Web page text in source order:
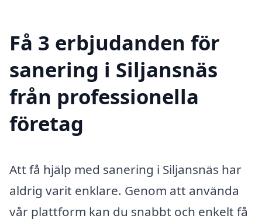
Få 3 erbjudanden för
sanering i Siljansnäs
från professionella
företag
Att få hjälp med sanering i Siljansnäs har
aldrig varit enklare. Genom att använda
vår plattform kan du snabbt och enkelt få